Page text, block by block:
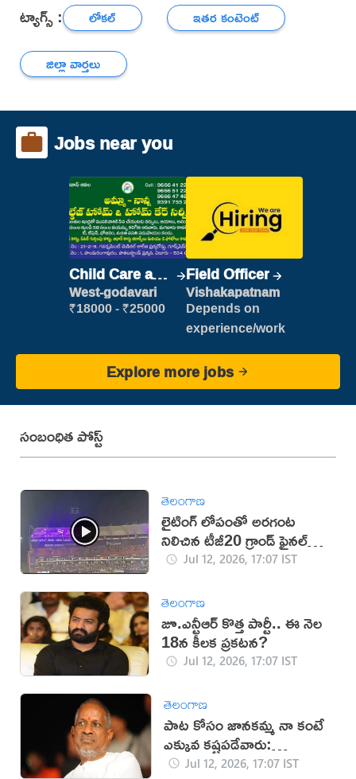
ట్యాగ్స్ : లోకల్
ఇతర కంటెంట్
జిల్లా వార్తలు
Jobs near you
Child Care and
Patient care
West-godavari
₹18000 - ₹25000
Field Officer
Vishakapatnam
Depends on
experience/work
Explore more jobs
సంబంధిత పోస్ట్
తెలంగాణ
లైటింగ్ లోపంతో అరగంట
నిలిచిన టీజీ20 గ్రాండ్ ఫైనల్
(వీడియో)
Jul 12, 2026, 17:07 IST
తెలంగాణ
జూ.ఎన్టీఆర్ కొత్త పార్టీ.. ఈ నెల
18న కీలక ప్రకటన?
Jul 12, 2026, 17:07 IST
తెలంగాణ
పాట కోసం జానకమ్మ నా కంటే
ఎక్కువ కష్టపడేవారు:
ఇళయరాజా
Jul 12, 2026, 17:07 IST